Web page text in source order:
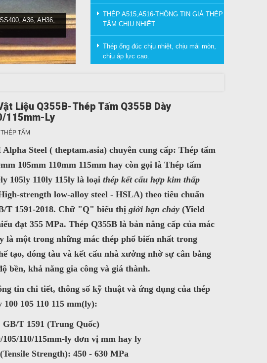
A36, AH36,
THÉP A515,A516-THÔNG TIN GIÁ THÉP
TẤM CHỊU NHIỆT
Thép ống đúc chịu nhiệt, chịu mài mòn,
chịu áp lực cao.
Liệu Q355B-Thép Tấm Q355B Dày
115mm-Ly
THÉP TẤM
Steel ( theptam.asia) chuyên cung cấp: Thép tấm
105mm 110mm 115mm hay còn gọi là Thép tấm
105ly 110ly 115ly là loại thép kết cấu hợp kim thấp
strength low-alloy steel - HSLA) theo tiêu chuẩn
T 1591-2018. Chữ "Q" biểu thị giới hạn chảy (Yield
đạt 355 MPa. Thép Q355B là bản nâng cấp của mác
là một trong những mác thép phổ biến nhất trong
tạo, đóng tàu và kết cấu nhà xưởng nhờ sự cân bằng
bền, khả năng gia công và giá thành.
tin chi tiết, thông số kỹ thuật và ứng dụng của thép
100 105 110 115 mm(ly):
T 1591 (Trung Quốc)
110/115mm-ly đơn vị mm hay ly
Strength): 450 - 630 MPa